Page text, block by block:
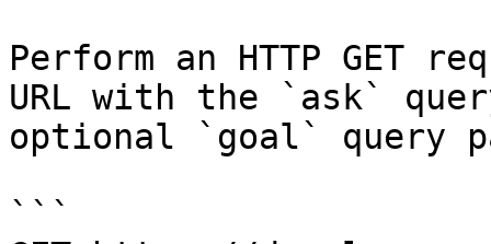
Perform an HTTP GET
URL with the `ask`
optional `goal` query
```